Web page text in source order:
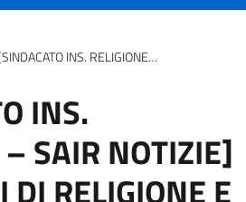
INS. RELIGIONE – SAIR NOTIZIE] AI DOCENTI DI RELIGIONE E ALL’ALBO SINDACALE
INS.
SAIR NOTIZIE]
DI RELIGIONE E